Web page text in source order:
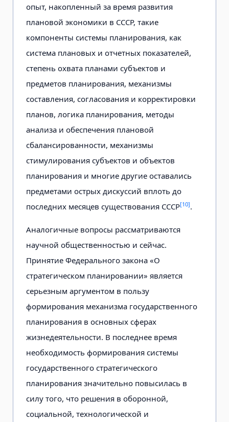
опыт, накопленный за время развития
плановой экономики в СССР, такие
компоненты системы планирования, как
система плановых и отчетных показателей,
степень охвата планами субъектов и
предметов планирования, механизмы
составления, согласования и корректировки
планов, логика планирования, методы
анализа и обеспечения плановой
сбалансированности, механизмы
стимулирования субъектов и объектов
планирования и многие другие оставались
предметами острых дискуссий вплоть до
последних месяцев существования СССР[10].
Аналогичные вопросы рассматриваются
научной общественностью и сейчас.
Принятие Федерального закона «О
стратегическом планировании» является
серьезным аргументом в пользу
формирования механизма государственного
планирования в основных сферах
жизнедеятельности. В последнее время
необходимость формирования системы
государственного стратегического
планирования значительно повысилась в
силу того, что решения в оборонной,
социальной, технологической и